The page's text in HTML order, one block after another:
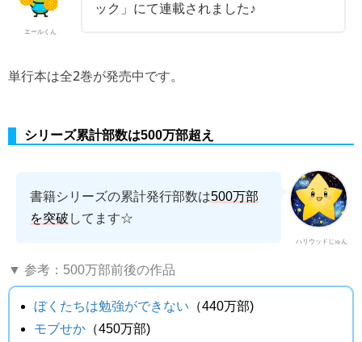
エールくん
ック」にて連載されました♪
単行本は全2巻が発売中です。
シリーズ累計部数は500万部超え
ハリウッドじゅん
書籍シリーズの累計発行部数は500万部
を突破 してます☆
▼ 参考：500万部前後の作品
ぼくたちは勉強ができない （440万部)
モブせか （450万部)